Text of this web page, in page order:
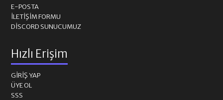
E-POSTA
İLETIŞIM FORMU
DISCORD SUNUCUMUZ
Hızlı Erişim
GIRIŞ YAP
ÜYE OL
SSS